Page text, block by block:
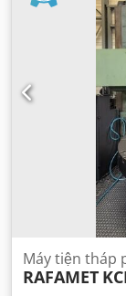
Máy tiện tháp
RAFAMET